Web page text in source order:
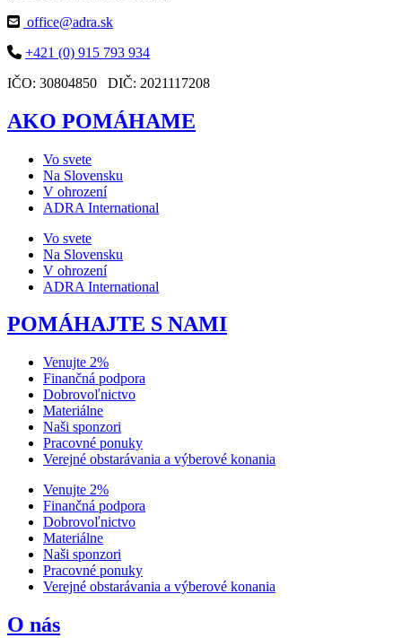
office@adra.sk
+421 (0) 915 793 934
IČO: 30804850 DIČ: 2021117208
AKO POMÁHAME
Vo svete
Na Slovensku
V ohrození
ADRA International
Vo svete
Na Slovensku
V ohrození
ADRA International
POMÁHAJTE S NAMI
Venujte 2%
Finančná podpora
Dobrovoľnictvo
Materiálne
Naši sponzori
Pracovné ponuky
Verejné obstarávania a výberové konania
Venujte 2%
Finančná podpora
Dobrovoľnictvo
Materiálne
Naši sponzori
Pracovné ponuky
Verejné obstarávania a výberové konania
O nás